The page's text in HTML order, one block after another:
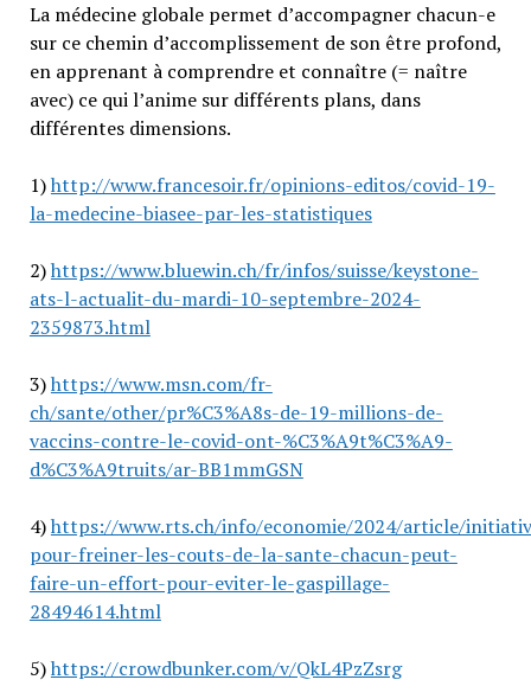
La médecine globale permet d’accompagner chacun-e
sur ce chemin d’accomplissement de son être profond,
en apprenant à comprendre et connaître (= naître
avec) ce qui l’anime sur différents plans, dans
différentes dimensions.
1)http://www.francesoir.fr/opinions-editos/covid-19-
la-medecine-biasee-par-les-statistiques
2)https://www.bluewin.ch/fr/infos/suisse/keystone-
ats-l-actualit-du-mardi-10-septembre-2024-
2359873.html
3)https://www.msn.com/fr-
ch/sante/other/pr%C3%A8s-de-19-millions-de-
vaccins-contre-le-covid-ont-%C3%A9t%C3%A9-
d%C3%A9truits/ar-BB1mmGSN
4)https://www.rts.ch/info/economie/2024/article/
pour-freiner-les-couts-de-la-sante-chacun-peut-
faire-un-effort-pour-eviter-le-gaspillage-
28494614.html
5)https://crowdbunker.com/v/QkL4PzZsrg